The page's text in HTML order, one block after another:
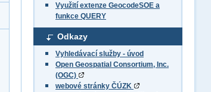
Využití extenze GeocodeSOE a
funkce QUERY
Odkazy
Vyhledávací služby - úvod
Open Geospatial Consortium, Inc.
(OGC)
webové stránky ČÚZK